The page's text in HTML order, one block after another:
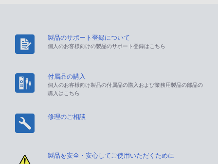
製品のサポート登録について
個人のお客様向けの製品のサポート登録はこちら
付属品の購入
個人のお客様向け製品の付属品の購入および業務用製品の部品の
購入はこちら
修理のご相談
製品を安全・安心してご使用いただくために